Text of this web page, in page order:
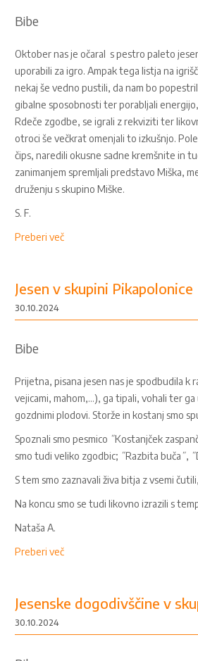
Bibe
Oktober nas je očaral s pestro paleto
uporabili za igro. Ampak tega listja na
nekaj še vedno pustili, da nam bo
gibalne sposobnosti ter porabljali
Rdeče zgodbe, se igrali z rekviziti ter
otroci še večkrat omenjali to izkušnjo.
čips, naredili okusne sadne kremšnite in
zanimanjem spremljali predstavo Miška,
druženju s skupino Miške.
S. F.
Preberi več
Jesen v skupini Pikapolonice
30.10.2024
Bibe
Prijetna, pisana jesen nas je spodbudila k
vejicami, mahom,...), ga tipali, vohali ter
gozdnimi plodovi. Storže in kostanj smo
Spoznali smo pesmico ˝Kostanjček
smo tudi veliko zgodbic; ˝Razbita buča˝,
S tem smo zaznavali živa bitja z vsemi
Na koncu smo se tudi likovno izrazili s
Nataša A.
Preberi več
Jesenske dogodivščine v
30.10.2024